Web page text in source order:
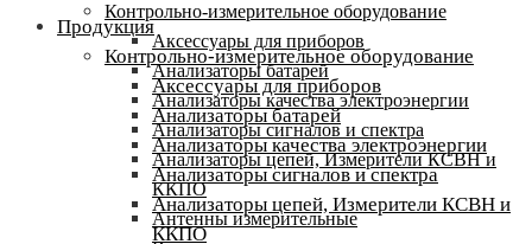
Контрольно-измерительное оборудование
Аксессуары для приборов
Анализаторы батарей
Анализаторы качества электроэнергии
Анализаторы сигналов и спектра
Анализаторы цепей, Измерители КСВН и
ККПО
Антенны измерительные
Продукция
Контрольно-измерительное оборудование
Аксессуары для приборов
Анализаторы батарей
Анализаторы качества электроэнергии
Анализаторы сигналов и спектра
Анализаторы цепей, Измерители КСВН и
ККПО